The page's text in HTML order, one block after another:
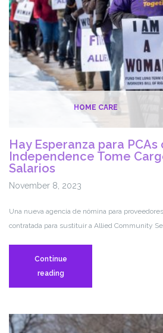
HOME CARE
Hay Esperanza para
Independence Tome
Salarios
November 8, 2023
Una nueva agencia de nómina para
contratada para sustituir a Allied Community
Continue
readingHay
Esperanza
PCAs
cuando